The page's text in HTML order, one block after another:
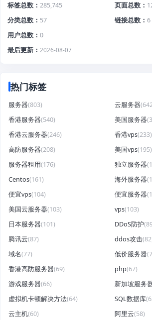
标签总数
285,745 页面总数
分类总数
57 链接总数
6
用户总数
0
最后更新
2026-08-07
热门标签
服务器(803) 云服务器
香港服务器(540) 美国服务器
香港云服务器(246) 香港vps(233)
高防服务器(208) 美国vps(195)
服务器租用(176) 独立服务器
Centos(161) 海外服务器
便宜vps(104) 便宜服务器
美国云服务器(103) vps(103)
日本服务器(101) DDoS防护
腾讯云(87) ddos攻击
域名(77) 低价服务器
香港高防服务器(69) php(67)
游戏服务器(66) 新加坡服务
虚拟机卡顿解决方法(64) SQL数据库
云主机(60) 阿里云(58)